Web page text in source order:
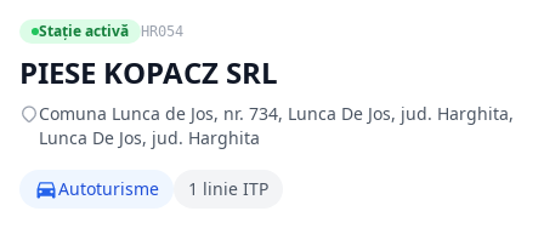
Stație activă HR054
PIESE KOPACZ SRL
Comuna Lunca de Jos, nr. 734, Lunca De Jos, jud. Harghita,
Lunca De Jos, jud. Harghita
Autoturisme 1 linie ITP